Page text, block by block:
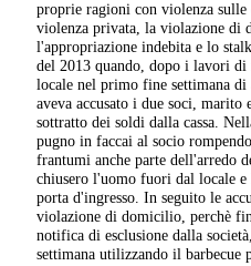
proprie ragioni con violenza
violenza privata, la violazione di
l'appropriazione indebita e lo
del 2013 quando, dopo i lavori
locale nel primo fine settimana
aveva accusato i due soci,
sottratto dei soldi dalla cassa.
pugno in faccai al socio
frantumi anche parte dell'arredo
chiusero l'uomo fuori dal locale
porta d'ingresso. In seguito le
violazione di domicilio, perchè
notifica di esclusione dalla
settimana utilizzando il barbecue